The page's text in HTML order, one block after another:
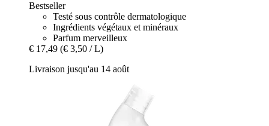
Bestseller
Testé sous contrôle dermatologique
Ingrédients végétaux et minéraux
Parfum merveilleux
€ 17,49 (€ 3,50 / L)
Livraison jusqu'au 14 août